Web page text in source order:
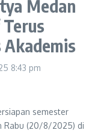
Medan
8:43 pm
semester
Rabu (20/8/2025) di